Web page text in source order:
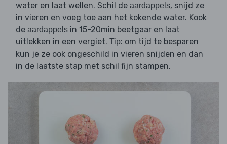
water en laat wellen. Schil de aardappels, snijd ze
in vieren en voeg toe aan het kokende water. Kook
de aardappels in 15-20min beetgaar en laat
uitlekken in een vergiet. Tip: om tijd te besparen
kun je ze ook ongeschild in vieren snijden en dan
in de laatste stap met schil fijn stampen.